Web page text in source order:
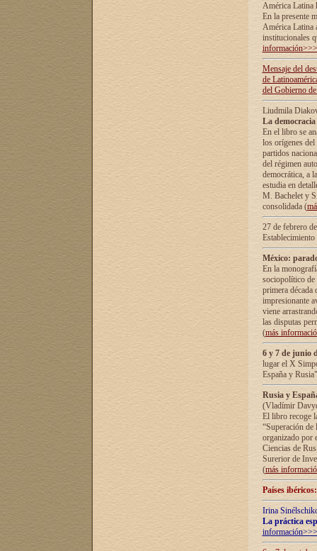
América Latina
En la presente
América Latina
institucionales
información>>>
Mensaje del
de
del Gobierno
Liudmila
La
En el libro se
los orígenes
partidos
del régimen
democrática, а
estudia en
М. Bachelet у
consolidada (
27 de febrero
México:
En la
sociopolítico de
primera década
impresionante
viene
las disputas
(más
6 y 7 de junio
lugar el X
España y
Rusia y
(Vladímir
El libro recoge
“Superación
organizado por
Ciencias de
Surerior de
(más
Países
Irina
La práctica
información>>>